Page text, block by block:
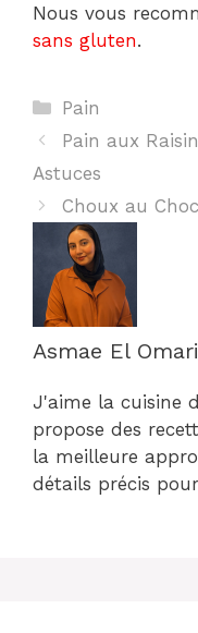
Nous vous
sans gluten.
Catégories
Pain
Pain aux
Astuces
Choux au
Asmae El Omari
J'aime la cuisine
propose des
la meilleure
détails précis